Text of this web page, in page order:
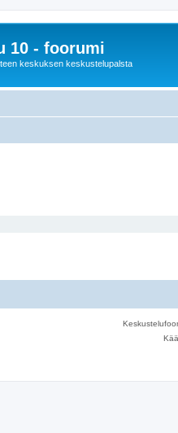
10 - foorumi
keskuksen keskustelupalsta